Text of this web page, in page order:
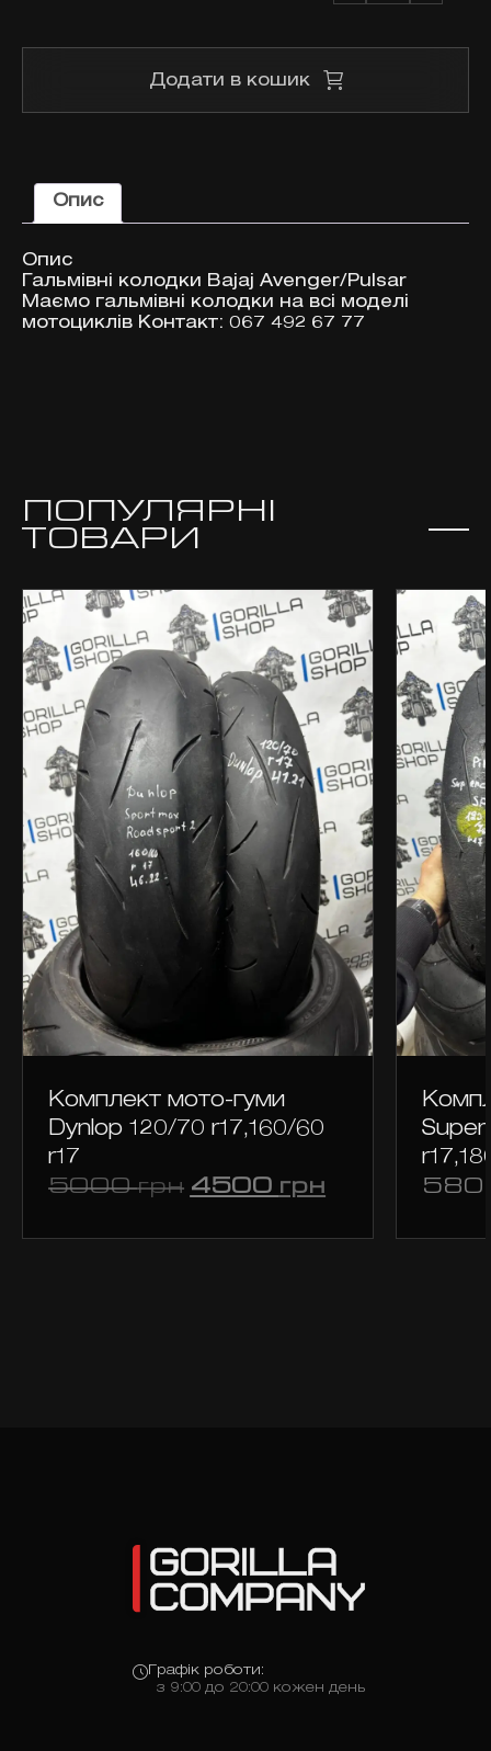
гальмівних
DE151037
Bajaj
Avenger/Pulsar
кількість
Додати в кошик
Опис
Опис
Гальмівні колодки Bajaj Avenger/Pulsar
Маємо гальмівні колодки на всі моделі
мотоциклів Контакт: 067 492 67 77
ПОПУЛЯРНІ
ТОВАРИ
Комплект мото-гуми
Dynlop 120/70 r17,160/60
r17
5000грн Оригінальна
4500 грн Поточна
Графік роботи:
з 9:00 до 20:00 кожен день